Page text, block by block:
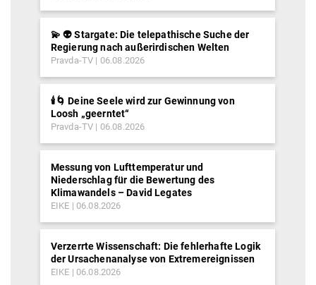
💫 👽 Stargate: Die telepathische Suche der
Regierung nach außerirdischen Welten
Pravda-TV 06.08.2026
🕯️🌀 Deine Seele wird zur Gewinnung von
Loosh „geerntet“
Pravda-TV 06.08.2026
Messung von Lufttemperatur und
Niederschlag für die Bewertung des
Klimawandels – David Legates
EIKE 06.08.2026
Verzerrte Wissenschaft: Die fehlerhafte Logik
der Ursachenanalyse von Extremereignissen
EIKE 06.08.2026